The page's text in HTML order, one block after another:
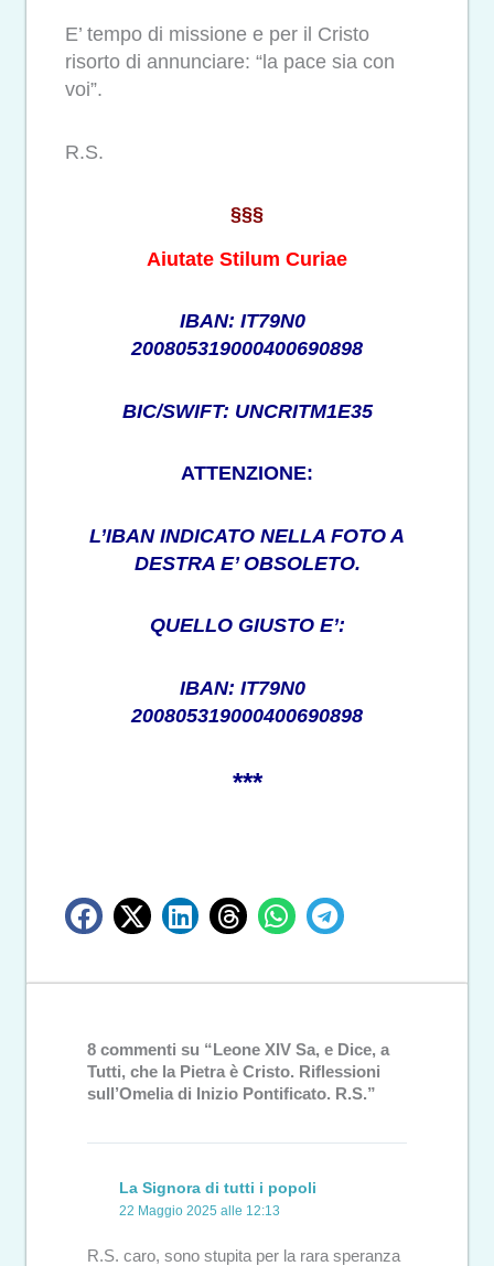
E’ tempo di missione e per il Cristo
risorto di annunciare: “la pace sia con
voi”.
R.S.
§§§
Aiutate Stilum Curiae
IBAN: IT79N0
200805319000400690898
BIC/SWIFT: UNCRITM1E35
ATTENZIONE:
L’IBAN INDICATO NELLA FOTO A
DESTRA E’ OBSOLETO.
QUELLO GIUSTO E’:
IBAN: IT79N0
200805319000400690898
***
8 commenti su “Leone XIV Sa, e Dice, a
Tutti, che la Pietra è Cristo. Riflessioni
sull’Omelia di Inizio Pontificato. R.S.”
La Signora di tutti i popoli
22 Maggio 2025 alle 12:13
R.S. caro, sono stupita per la rara speranza